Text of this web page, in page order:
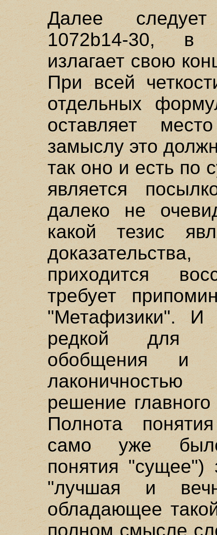
Далее
1072b14-30, в
излагает свою
При всей
отдельных
оставляет
замыслу это
так оно и есть по
является
далеко не
какой тезис
приходится
требует
"Метафизики". И
редкой для
обобщения и
решение
Полнота
само уже было
понятия "сущее")
"лучшая и
обладающее
полном смысле